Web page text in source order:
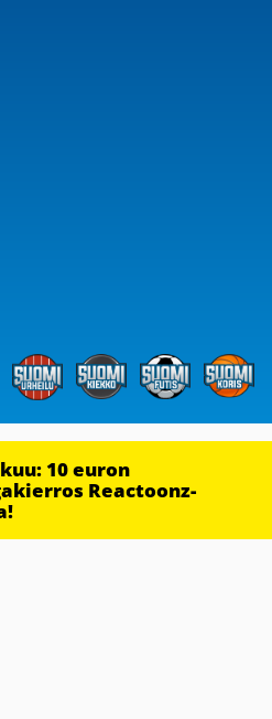
10 euron
Reactoonz-